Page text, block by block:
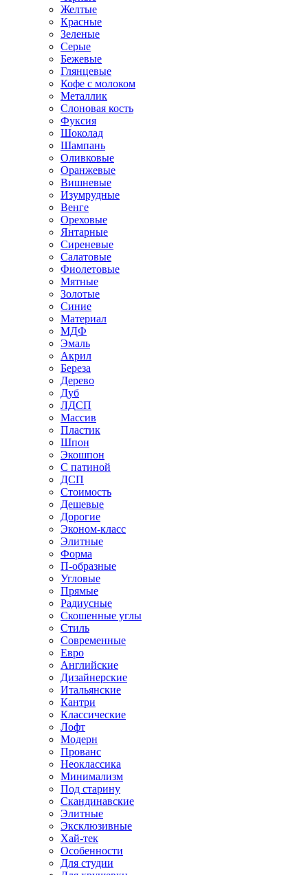
Желтые
Красные
Зеленые
Серые
Бежевые
Глянцевые
Кофе с молоком
Металлик
Слоновая кость
Фуксия
Шоколад
Шампань
Оливковые
Оранжевые
Вишневые
Изумрудные
Венге
Ореховые
Янтарные
Сиреневые
Салатовые
Фиолетовые
Мятные
Золотые
Синие
Материал
МДФ
Эмаль
Акрил
Береза
Дерево
Дуб
ЛДСП
Массив
Пластик
Шпон
Экошпон
С патиной
ДСП
Стоимость
Дешевые
Дорогие
Эконом-класс
Элитные
Форма
П-образные
Угловые
Прямые
Радиусные
Скошенные углы
Стиль
Современные
Евро
Английские
Дизайнерские
Итальянские
Кантри
Классические
Лофт
Модерн
Прованс
Неоклассика
Минимализм
Под старину
Скандинавские
Элитные
Эксклюзивные
Хай-тек
Особенности
Для студии